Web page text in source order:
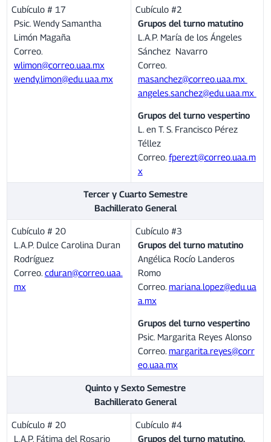
Cubículo # 17
Psic. Wendy Samantha
Limón Magaña
Correo.
wlimon@correo.uaa.mx
wendy.limon@edu.uaa.mx
Cubículo #2
Grupos del turno matutino
L.A.P. María de los Ángeles
Sánchez Navarro
Correo.
masanchez@correo.uaa.mx
angeles.sanchez@edu.uaa.mx
Grupos del turno vespertino
L. en T. S. Francisco Pérez
Téllez
Correo. fperezt@correo.uaa.m
x
Tercer y Cuarto Semestre
Bachillerato General
Cubículo # 20
L.A.P. Dulce Carolina Duran
Rodríguez
Correo. cduran@correo.uaa.
mx
Cubículo #3
Grupos del turno matutino
Angélica Rocío Landeros
Romo
Correo. mariana.lopez@edu.ua
a.mx
Grupos del turno vespertino
Psic. Margarita Reyes Alonso
Correo. margarita.reyes@corr
eo.uaa.mx
Quinto y Sexto Semestre
Bachillerato General
Cubículo # 20
L.A.P. Fátima del Rosario
Cubículo #4
Grupos del turno matutino.